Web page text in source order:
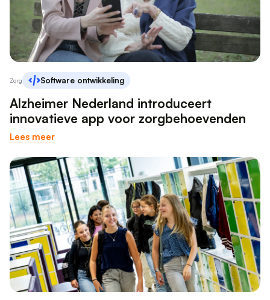
Zorg Software ontwikkeling
Alzheimer Nederland introduceert
innovatieve app voor zorgbehoevenden
Lees meer